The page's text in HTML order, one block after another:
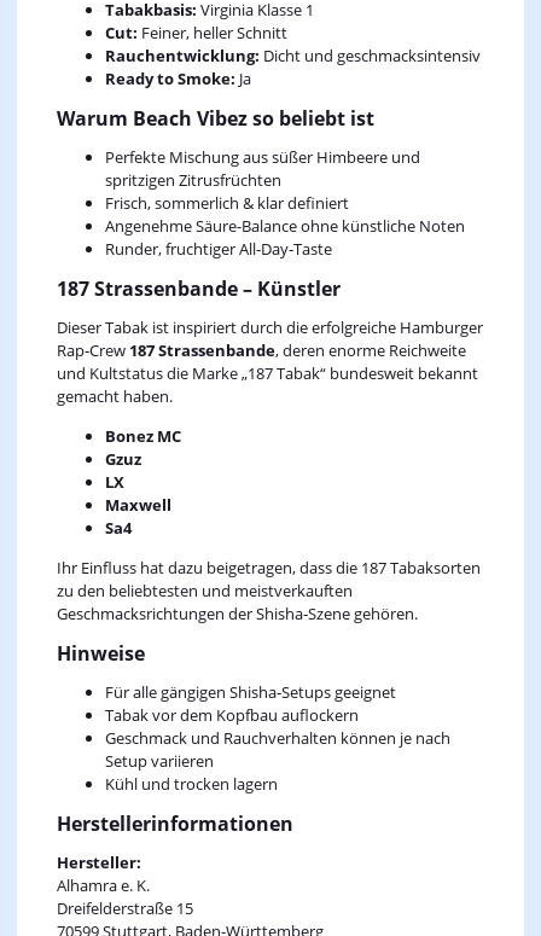
Tabakbasis: Virginia Klasse 1
Cut: Feiner, heller Schnitt
Rauchentwicklung: Dicht und geschmacksintensiv
Ready to Smoke: Ja
Warum Beach Vibez so beliebt ist
Perfekte Mischung aus süßer Himbeere und
spritzigen Zitrusfrüchten
Frisch, sommerlich & klar definiert
Angenehme Säure-Balance ohne künstliche Noten
Runder, fruchtiger All‑Day‑Taste
187 Strassenbande – Künstler
Dieser Tabak ist inspiriert durch die erfolgreiche Hamburger
Rap‑Crew 187 Strassenbande, deren enorme Reichweite
und Kultstatus die Marke „187 Tabak“ bundesweit bekannt
gemacht haben.
Bonez MC
Gzuz
LX
Maxwell
Sa4
Ihr Einfluss hat dazu beigetragen, dass die 187 Tabaksorten
zu den beliebtesten und meistverkauften
Geschmacksrichtungen der Shisha‑Szene gehören.
Hinweise
Für alle gängigen Shisha‑Setups geeignet
Tabak vor dem Kopfbau auflockern
Geschmack und Rauchverhalten können je nach
Setup variieren
Kühl und trocken lagern
Herstellerinformationen
Hersteller:
Alhamra e. K.
Dreifelderstraße 15
70599 Stuttgart, Baden-Württemberg